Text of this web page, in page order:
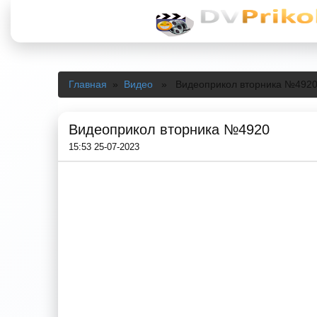
Главная » Видео » Видеоприкол вторника №4920
Видеоприкол вторника №4920
15:53 25-07-2023